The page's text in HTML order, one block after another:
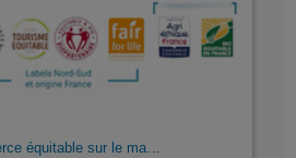
équitable sur le ma…